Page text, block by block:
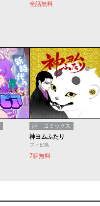
全話無料
話 コミックス
神ヨムふたり
フィビ鳥
7話無料